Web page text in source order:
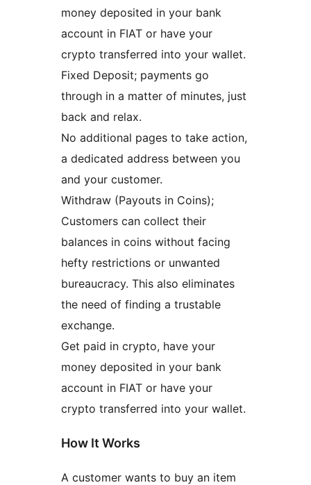
money deposited in your bank
account in FIAT or have your
crypto transferred into your wallet.
Fixed Deposit; payments go
through in a matter of minutes, just
back and relax.
No additional pages to take action,
a dedicated address between you
and your customer.
Withdraw (Payouts in Coins);
Customers can collect their
balances in coins without facing
hefty restrictions or unwanted
bureaucracy. This also eliminates
the need of finding a trustable
exchange.
Get paid in crypto, have your
money deposited in your bank
account in FIAT or have your
crypto transferred into your wallet.
How It Works
A customer wants to buy an item